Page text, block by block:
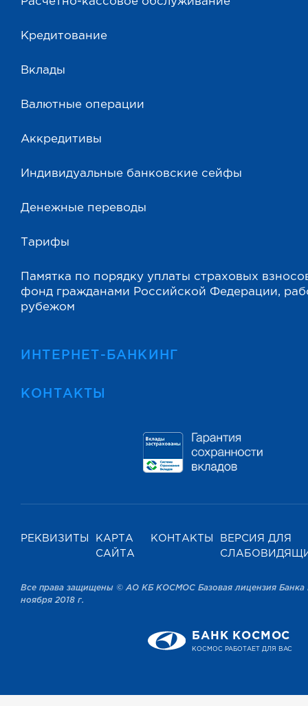
Кредитование
Вклады
Валютные операции
Аккредитивы
Индивидуальные банковские сейфы
Денежные переводы
Тарифы
Памятка по порядку уплаты страховых
фонд гражданами Российской Федерации,
рубежом
ИНТЕРНЕТ-БАНКИНГ
КОНТАКТЫ
РЕКВИЗИТЫ
КАРТА
САЙТА
КОНТАКТЫ
ВЕРСИЯ ДЛЯ
Все права защищены © АО КБ КОСМОС Базовая лицензия Банка
ноября 2018 г.